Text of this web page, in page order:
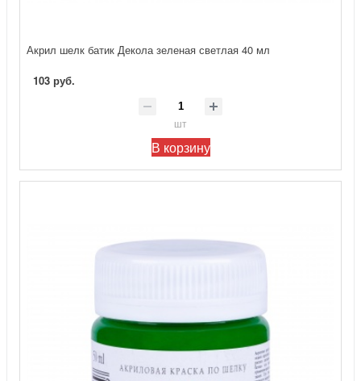
Акрил шелк батик Декола зеленая светлая 40 мл
103 руб.
шт
В корзину